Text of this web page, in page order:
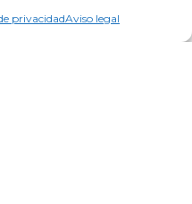
privacidadAviso legal